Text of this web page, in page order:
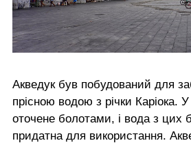
Акведук був побудований для
прісною водою з річки Каріока.
оточене болотами, і вода з цих
придатна для використання.